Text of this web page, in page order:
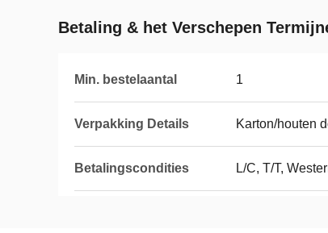
Betaling & het Verschepen
Min. bestelaantal 1
Verpakking Details Karton/houten
Betalingscondities L/C, T/T,